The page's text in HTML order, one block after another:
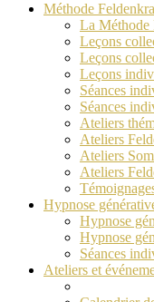
Méthode
La Méthode
Leçons
Leçons
Leçons
Séances
Séances
Ateliers
Ateliers
Ateliers
Ateliers
Hypnose
Hypnose
Hypnose
Séances
Ateliers et